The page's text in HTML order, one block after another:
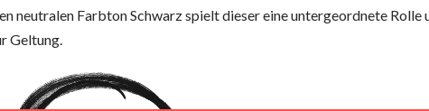
neutralen Farbton Schwarz spielt dieser eine untergeordnete Rolle
Geltung.